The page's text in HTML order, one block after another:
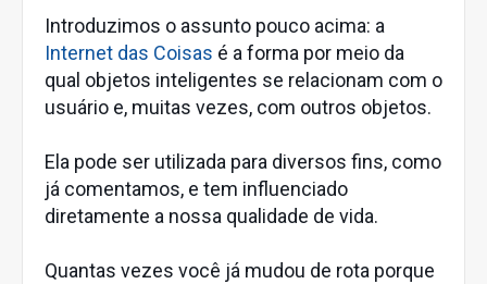
Introduzimos o assunto pouco acima: a
Internet das Coisas é a forma por meio da
qual objetos inteligentes se relacionam com o
usuário e, muitas vezes, com outros objetos.
Ela pode ser utilizada para diversos fins, como
já comentamos, e tem influenciado
diretamente a nossa qualidade de vida.
Quantas vezes você já mudou de rota porque